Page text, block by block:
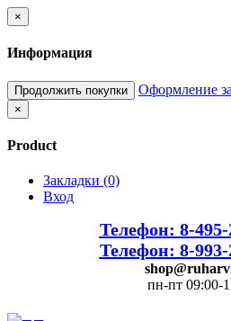
×
Информация
Продолжить покупки Оформление
×
Product
Закладки (0)
Вход
Телефон: 8-495-
Телефон: 8-993-
пн-пт 09:00-